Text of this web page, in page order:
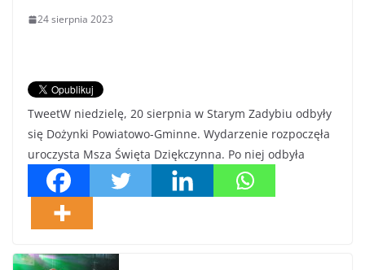
24 sierpnia 2023
TweetW niedzielę, 20 sierpnia w Starym Zadybiu odbyły
się Dożynki Powiatowo-Gminne. Wydarzenie rozpoczęła
uroczysta Msza Święta Dziękczynna. Po niej odbyła